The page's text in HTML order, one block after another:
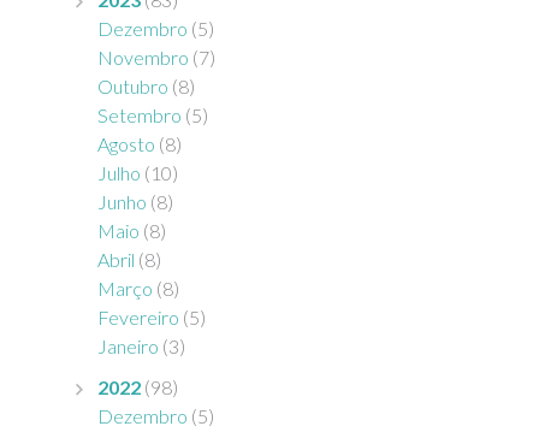
Dezembro (5)
Novembro (7)
Outubro (8)
Setembro (5)
Agosto (8)
Julho (10)
Junho (8)
Maio (8)
Abril (8)
Março (8)
Fevereiro (5)
Janeiro (3)
2022 (98)
Dezembro (5)